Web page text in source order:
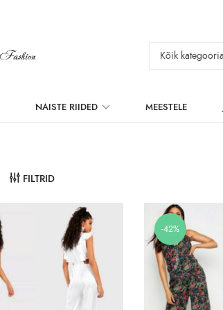
NAISTE RIIDED MEESTELE
FILTRID
-42%